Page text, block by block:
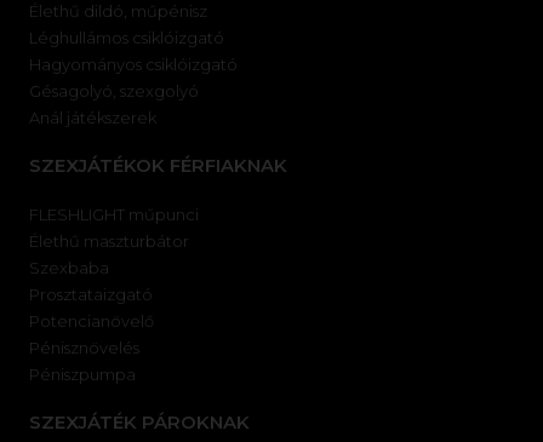
Élethű dildó, műpénisz
Léghullámos csiklóizgató
Hagyományos csiklóizgató
Gésagolyó, szexgolyó
Anál játékszerek
SZEXJÁTÉKOK FÉRFIAKNAK
FLESHLIGHT műpunci
Élethű maszturbátor
Szexbaba
Prosztataizgató
Potencianövelő
Pénisznövelés
Péniszpumpa
SZEXJÁTÉK PÁROKNAK